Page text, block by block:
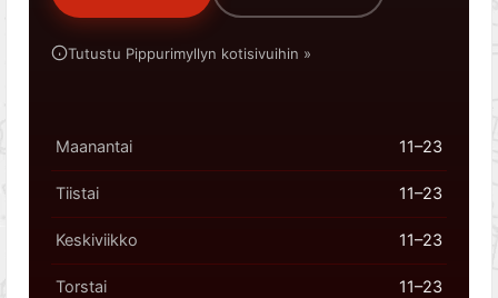
Tutustu Pippurimyllyn kotisivuihin »
Maanantai 11–23
Tiistai 11–23
Keskiviikko 11–23
Torstai 11–23